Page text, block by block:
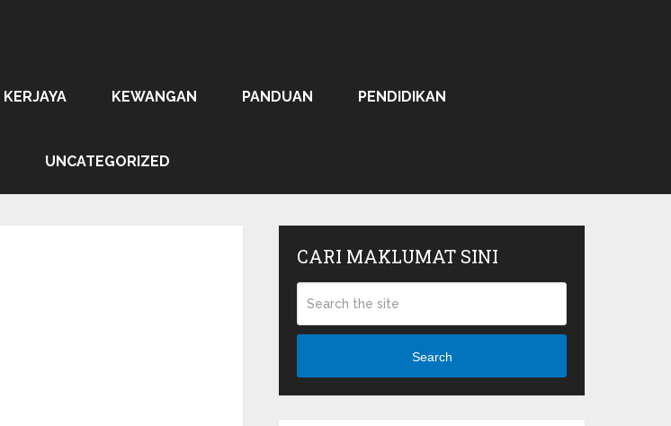
KERJAYA KEWANGAN PANDUAN PENDIDIKAN
UNCATEGORIZED
CARI MAKLUMAT SINI
Search